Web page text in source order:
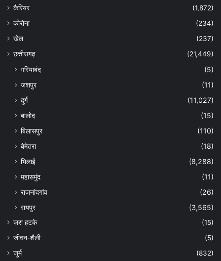
कैरियर
(1,872)
कोरोना
(234)
खेल
(237)
छत्तीसगढ़
(21,449)
गरियाबंद
(5)
जशपुर
(11)
दुर्ग
(11,027)
बालोद
(15)
बिलासपुर
(110)
बेमेतरा
(18)
भिलाई
(8,288)
महासमुंद
(11)
राजनांदगांव
(26)
रायपुर
(3,565)
जरा हटके
(15)
जीवन-शैली
(5)
जुर्म
(832)